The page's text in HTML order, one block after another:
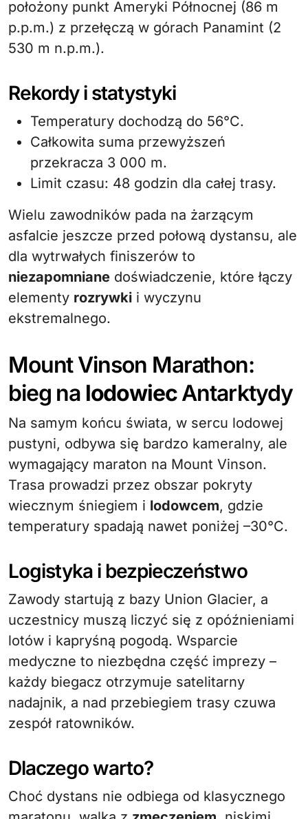
położony punkt Ameryki Północnej (86 m
p.p.m.) z przełęczą w górach Panamint (2
530 m n.p.m.).
Rekordy i statystyki
Temperatury dochodzą do 56°C.
Całkowita suma przewyższeń
przekracza 3 000 m.
Limit czasu: 48 godzin dla całej trasy.
Wielu zawodników pada na żarzącym
asfalcie jeszcze przed połową dystansu, ale
dla wytrwałych finiszerów to
niezapomniane doświadczenie, które łączy
elementy rozrywki i wyczynu
ekstremalnego.
Mount Vinson Marathon:
bieg na lodowiecAntarktydy
Na samym końcu świata, w sercu lodowej
pustyni, odbywa się bardzo kameralny, ale
wymagający maraton na Mount Vinson.
Trasa prowadzi przez obszar pokryty
wiecznym śniegiem i lodowcem, gdzie
temperatury spadają nawet poniżej –30°C.
Logistyka i bezpieczeństwo
Zawody startują z bazy Union Glacier, a
uczestnicy muszą liczyć się z opóźnieniami
lotów i kapryśną pogodą. Wsparcie
medyczne to niezbędna część imprezy –
każdy biegacz otrzymuje satelitarny
nadajnik, a nad przebiegiem trasy czuwa
zespół ratowników.
Dlaczego warto?
Choć dystans nie odbiega od klasycznego